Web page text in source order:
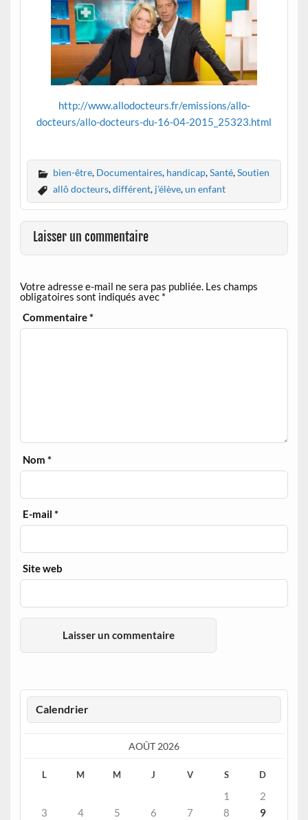
http://www.allodocteurs.fr/emissions/allo-
docteurs/allo-docteurs-du-16-04-2015_25323.html
bien-être, Documentaires, handicap,Santé,Soutien
allô docteurs,différent, j'élève,un enfant
Laisser un commentaire
Votre adresse e-mail ne sera pas publiée. Les champs
obligatoires sont indiqués avec *
Commentaire*
Nom*
E-mail*
Site web
Calendrier
AOÛT 2026
L M M J V S D
1
2
3
4 5 6 7 8
9